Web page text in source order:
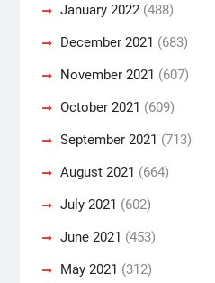
January 2022(488)
December 2021 (683)
November 2021 (607)
October 2021 (609)
September 2021 (713)
August 2021 (664)
July 2021 (602)
June 2021 (453)
May 2021 (312)